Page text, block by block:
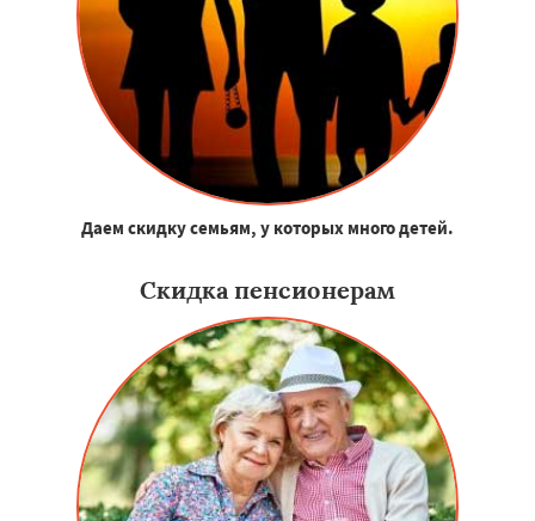
Даем скидку семьям, у которых много детей.
Скидка пенсионерам